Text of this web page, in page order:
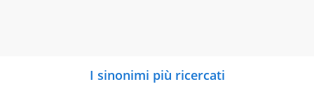
I sinonimi più ricercati